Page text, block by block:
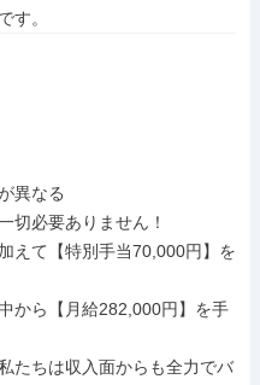
す。
異なる
切必要ありません！
えて【特別手当70,000円】を
から【月給282,000円】を手
たちは収入面からも全力でバ